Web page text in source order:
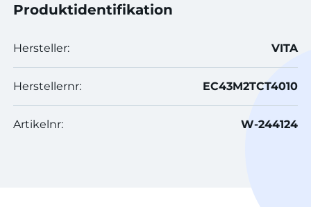
Produktidentifikation
Hersteller: VITA
Herstellernr: EC43M2TCT4010
Artikelnr: W-244124